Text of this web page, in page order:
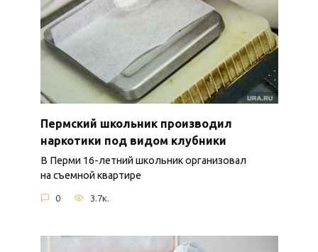
Пермский школьник производил
наркотики под видом клубники
В Перми 16-летний школьник организовал
на съемной квартире
0 3.7к.